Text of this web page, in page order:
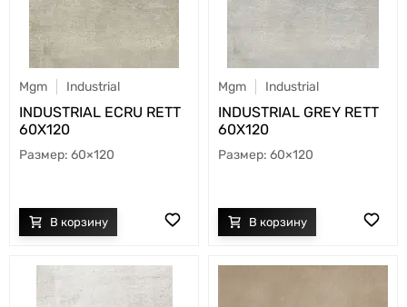
Mgm Industrial
INDUSTRIAL ECRU RETT
60X120
60×120
Mgm Industrial
INDUSTRIAL GREY RETT
60X120
60×120